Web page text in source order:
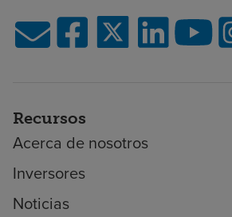
Recursos
Acerca de nosotros
Inversores
Noticias